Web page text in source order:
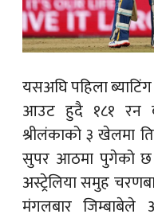
यसअघि पहिला
आउट हुदै १८१ रन
श्रीलंकाको ३ खेलमा
सुपर आठमा पुगेको छ ।
अस्ट्रेलिया समुह
मंगलबार जिम्बाबेले